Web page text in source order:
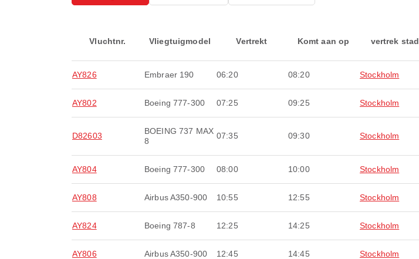
Vluchtnr. Vliegtuigmodel Vertrekt Komt aan op vertrek stad
AY826 Embraer 190 06:20 08:20 Stockholm
AY802 Boeing 777-300 07:25 09:25 Stockholm
D82603
BOEING 737 MAX
8
07:35 09:30 Stockholm
AY804 Boeing 777-300 08:00 10:00 Stockholm
AY808 Airbus A350-900 10:55 12:55 Stockholm
AY824 Boeing 787-8 12:25 14:25 Stockholm
AY806 Airbus A350-900 12:45 14:45 Stockholm